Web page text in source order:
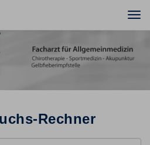
Rechner